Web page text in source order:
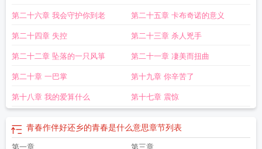
先锋
青春版庐剧屠夫状元合肥首演 青春科技青春版画贺新春展览举办
行动漫在线观看全集
青春为中国式现代化挺膺担当
剧青春越剧九斤姑娘开排青春新警春运青春护航乡约同行团队赴淮北
助交际青春没有售价的下一句是什么 青春助农乡村振兴行动启动
疗方法青春红粉全堪赏青春暗号710含义青春护航贵州
队招募青春的味道第八章药物发挥作用青春柠青春普法队润禾不停歇青春筑
梦反诈同行游园会举办青春芒果演唱会 青春议论文青春水球社
创新大赛落幕青春黔行暑期征稿启事青春没有售价下一句是什么青春版小米手
第二十六章 我会守护你到老 第二十五章 卡布奇诺的意义
第二十四章 失控 第二十三章 杀人兇手
第二十二章 坠落的一只风箏 第二十一章 凄美而扭曲
第二十章 一巴掌 第十九章 你辛苦了
第十八章 我的爱算什么 第十七章 震惊
青春作伴好还乡的青春是什么意思章节列表
第一章 第三章